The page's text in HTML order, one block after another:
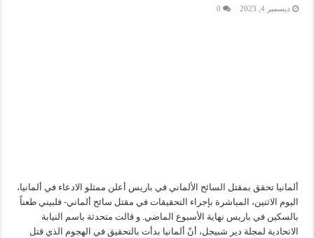
ديسمبر 4, 2023 0
ألمانيا تحقق بمقتل السائح الألماني في باريس أعلن ممثلو الادعاء في ألمانيا،
اليوم الاثنين، المباشرة بإجراء التحقيقات في مقتل سائح ألماني- فلبيني طعناً
بالسكين في باريس نهاية الأسبوع الماضي. و قالت متحدثة باسم النيابة
الاتحادية لمجلة دير شبيجل، أنّ ألمانيا بدأت بالتحقيق في الهجوم الذي قتل